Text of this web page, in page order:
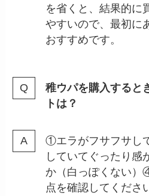
を省くと、結果的に
やすいので、最初に
おすすめです。
稚ウパを購入すると
トは？
①エラがフサフサし
していてぐったり
か（白っぽくない
点を確認してくださ